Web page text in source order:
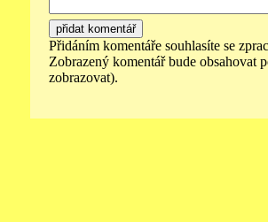
Přidáním komentáře souhlasíte se
Zobrazený komentář bude obsahovat
zobrazovat).